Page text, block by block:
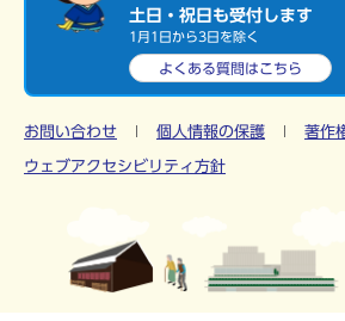
土日・祝日も受付します
1月1日から3日を除く
よくある質問はこちら
お問い合わせ 個人情報の保護 著作
ウェブアクセシビリティ方針